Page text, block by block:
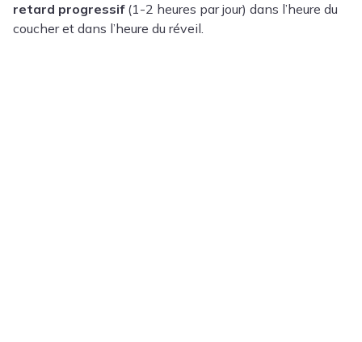
retard progressif(1-2 heures par jour) dans l’heure du
coucher et dans l’heure du réveil.